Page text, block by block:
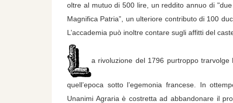
oltre al mutuo di 500 lire, un reddito annuo di
Magnifica Patria”, un ulteriore contributo di 100
L’accademia può inoltre contare sugli affitti del
a rivoluzione del 1796 purtroppo
quell’epoca sotto l’egemonia francese. In
Unanimi Agraria è costretta ad abbandonare il